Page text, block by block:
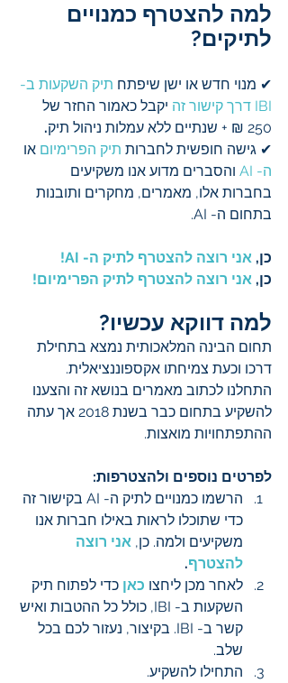
למה להצטרף כמנויים
לתיקים?
✔ מנוי חדש או ישן שיפתח תיק השקעות ב-
IBI דרך קישור זה
יקבל כאמור החזר של
250 ₪ + שנתיים ללא עמלות ניהול תיק
.
✔ גישה חופשית לחברות תיק הפרימיום או
ה- AI
והסברים מדוע אנו משקיעים
בחברות אלו, מאמרים, מחקרים ותובנות
בתחום ה- AI.
כן, אני רוצה להצטרף לתיק ה- AI!
כן, אני רוצה להצטרף לתיק הפרימיום!
למה דווקא עכשיו?
תחום הבינה המלאכותית נמצא בתחילת
דרכו וכעת צמיחתו אקספוננציאלית.
התחלנו לכתוב מאמרים בנושא זה והצענו
להשקיע בתחום כבר בשנת 2018 אך עתה
ההתפתחויות מואצות.
לפרטים נוספים ולהצטרפות:
הרשמו כמנויים לתיק ה- AI בקישור זה
כדי שתוכלו לראות באילו חברות אנו
משקיעים ולמה. כן, אני רוצה
להצטרף.
לאחר מכן ליחצו כאן כדי לפתוח תיק
השקעות ב- IBI, כולל כל ההטבות ואיש
קשר ב- IBI. בקיצור, נעזור לכם בכל
שלב.
התחילו להשקיע.